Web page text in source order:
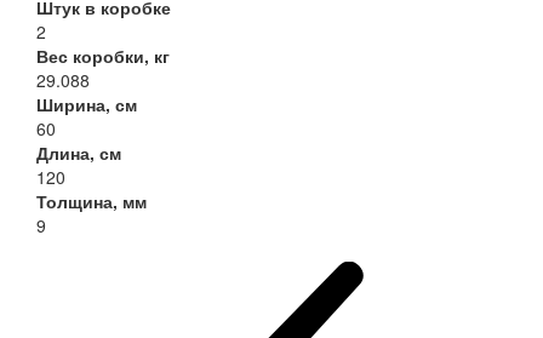
Штук в коробке
2
Вес коробки, кг
29.088
Ширина, см
60
Длина, см
120
Толщина, мм
9